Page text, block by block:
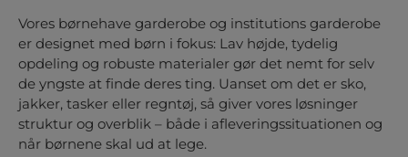
Vores børnehave garderobe og institutions garderobe
er designet med børn i fokus: Lav højde, tydelig
opdeling og robuste materialer gør det nemt for selv
de yngste at finde deres ting. Uanset om det er sko,
jakker, tasker eller regntøj, så giver vores løsninger
struktur og overblik – både i afleveringssituationen og
når børnene skal ud at lege.